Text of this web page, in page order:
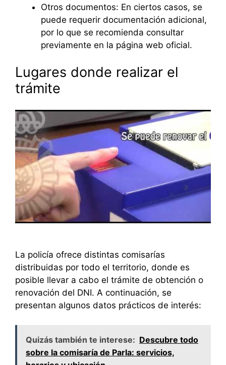
Otros documentos: En ciertos casos, se
puede requerir documentación adicional,
por lo que se recomienda consultar
previamente en la página web oficial.
Lugares donde realizar el
trámite
La policía ofrece distintas comisarías
distribuidas por todo el territorio, donde es
posible llevar a cabo el trámite de obtención o
renovación del DNI. A continuación, se
presentan algunos datos prácticos de interés:
Quizás también te interese: Descubre todo
sobre la comisaría de Parla: servicios,